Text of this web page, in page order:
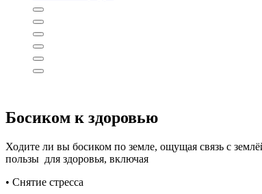
Босиком к здоровью
Ходите ли вы босиком по земле, ощущая связь с
пользы для здоровья, включая
• Снятие стресса